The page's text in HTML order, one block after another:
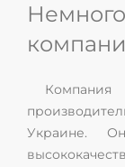
Украине.